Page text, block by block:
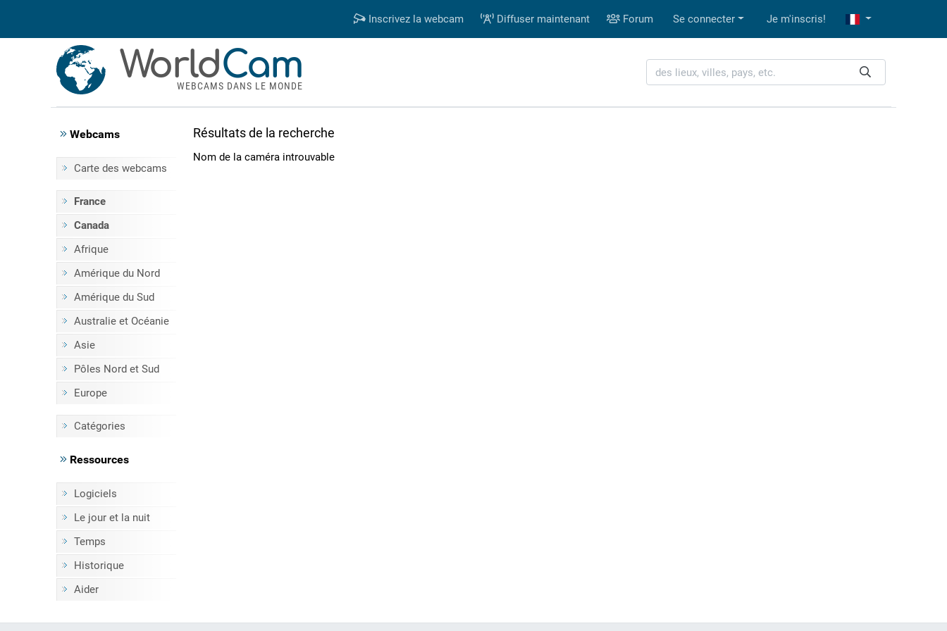
Inscrivez la webcam Diffuser maintenant Forum Se connecter Je m'inscris!
WorldCam
WEBCAMS DANS LE MONDE
Webcams
Carte des webcams
France
Canada
Afrique
Amérique du Nord
Amérique du Sud
Australie et Océanie
Asie
Pôles Nord et Sud
Europe
Catégories
Ressources
Logiciels
Le jour et la nuit
Temps
Historique
Aider
Résultats de la recherche
Nom de la caméra introuvable